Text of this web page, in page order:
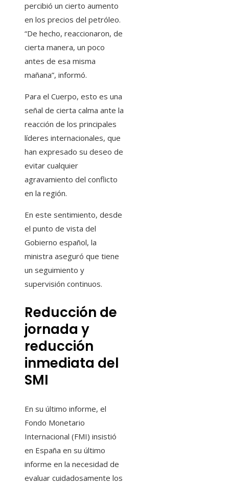
percibió un cierto aumento
en los precios del petróleo.
“De hecho, reaccionaron, de
cierta manera, un poco
antes de esa misma
mañana”, informó.
Para el Cuerpo, esto es una
señal de cierta calma ante la
reacción de los principales
líderes internacionales, que
han expresado su deseo de
evitar cualquier
agravamiento del conflicto
en la región.
En este sentimiento, desde
el punto de vista del
Gobierno español, la
ministra aseguró que tiene
un seguimiento y
supervisión continuos.
Reducción de
jornada y
reducción
inmediata del
SMI
En su último informe, el
Fondo Monetario
Internacional (FMI) insistió
en España en su último
informe en la necesidad de
evaluar cuidadosamente los